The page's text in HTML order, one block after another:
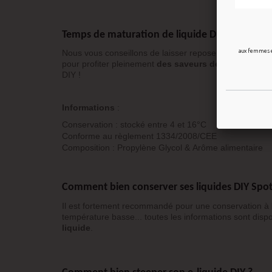
Temps de maturation de liquide DIY Spotted
Nous vous conseillons de laisser reposer votre
pour profiter pleinement des saveurs de chaque
DIY !
Informations
Conservation : stocké entre 4 et 16°C
Conforme au règlement 1334/2008/CEE
Composition : Propylène Glycol & Arôme alimentaire
Comment bien conserver ses liquides DIY
Il est fortement recommandé pour une conservation
température basse... toutes les informations sont
liquide
aux femmes